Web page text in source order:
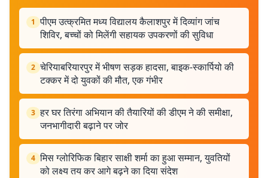
1 पीएम उत्क्रमित मध्य विद्यालय कैलाशपुर में दिव्यांग जांच
शिविर, बच्चों को मिलेंगी सहायक उपकरणों की सुविधा
2 चेरियाबरियारपुर में भीषण सड़क हादसा, बाइक-स्कार्पियो की
टक्कर में दो युवकों की मौत, एक गंभीर
3 हर घर तिरंगा अभियान की तैयारियों की डीएम ने की समीक्षा,
जनभागीदारी बढ़ाने पर जोर
4 मिस ग्लोरिफिक बिहार साक्षी शर्मा का हुआ सम्मान, युवतियों
को लक्ष्य तय कर आगे बढ़ने का दिया संदेश